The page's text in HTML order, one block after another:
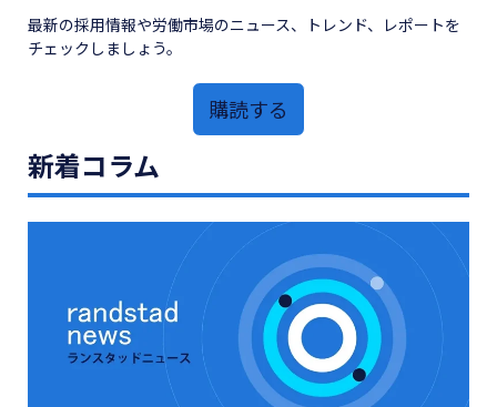
最新の採用情報や労働市場のニュース、トレンド、レポートを
チェックしましょう。
購読する
新着コラム